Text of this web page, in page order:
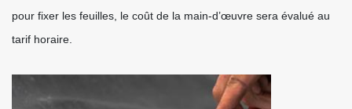
pour fixer les feuilles, le coût de la main-d’œuvre sera évalué au
tarif horaire.